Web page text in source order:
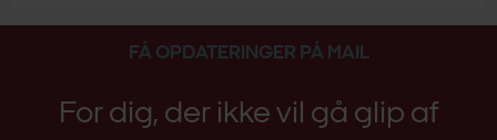
FÅ OPDATERINGER PÅ MAIL
For dig, der ikke vil gå glip af